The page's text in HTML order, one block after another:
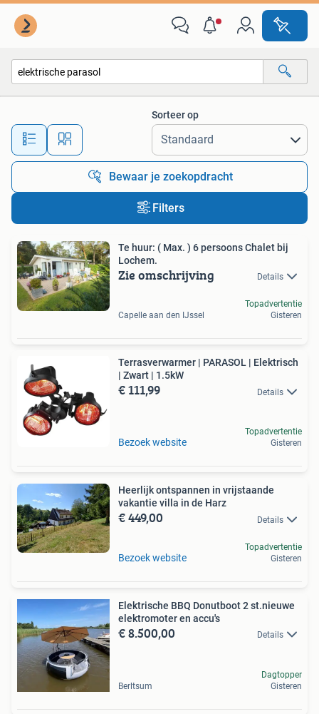
Alle afstanden…
Sorteer op
Bewaar je zoekopdracht
Filters
Te huur: ( Max. ) 6 persoons Chalet bij
Lochem.
Zie omschrijving Details
Capelle aan den IJssel
Topadvertentie
Gisteren
Terrasverwarmer | PARASOL | Elektrisch
| Zwart | 1.5kW
€ 111,99 Details
Bezoek website
Topadvertentie
Gisteren
Heerlijk ontspannen in vrijstaande
vakantie villa in de Harz
€ 449,00 Details
Bezoek website
Topadvertentie
Gisteren
Elektrische BBQ Donutboot 2 st.nieuwe
elektromoter en accu's
€ 8.500,00 Details
Berltsum
Dagtopper
Gisteren